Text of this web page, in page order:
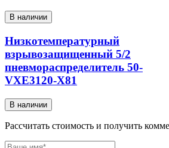
В наличии
Низкотемпературный
взрывозащищенный 5/2
пневмораспределитель 50-
VXE3120-X81
В наличии
Рассчитать стоимость и получить